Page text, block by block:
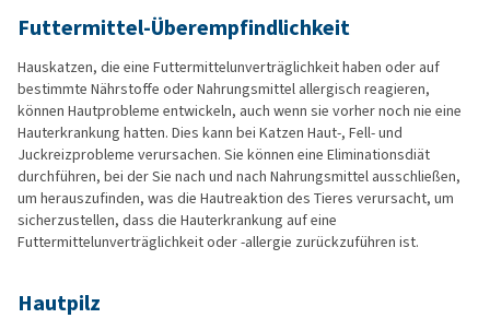
Futtermittel-Überempfindlichkeit
Hauskatzen, die eine Futtermittelunverträglichkeit haben oder auf
bestimmte Nährstoffe oder Nahrungsmittel allergisch reagieren,
können Hautprobleme entwickeln, auch wenn sie vorher noch nie eine
Hauterkrankung hatten. Dies kann bei Katzen Haut-, Fell- und
Juckreizprobleme verursachen. Sie können eine Eliminationsdiät
durchführen, bei der Sie nach und nach Nahrungsmittel ausschließen,
um herauszufinden, was die Hautreaktion des Tieres verursacht, um
sicherzustellen, dass die Hauterkrankung auf eine
Futtermittelunverträglichkeit oder -allergie zurückzuführen ist.
Hautpilz